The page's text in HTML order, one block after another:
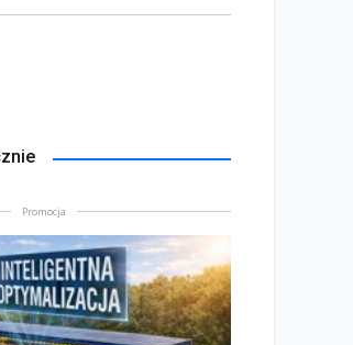
Promocja